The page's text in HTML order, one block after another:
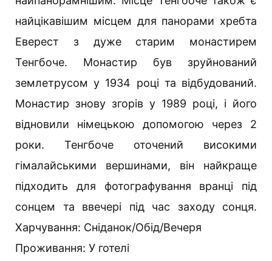
найцікавішим місцем для панорами хребта
Еверест з дуже старим монастирем
Тенгбоче. Монастир був зруйнований
землетрусом у 1934 році та відбудований.
Монастир знову згорів у 1989 році, і його
відновили німецькою допомогою через 2
роки. Тенгбоче оточений високими
гімалайськими вершинами, він найкраще
підходить для фотографування вранці під
сонцем та ввечері під час заходу сонця.
Харчування: Сніданок/Обід/Вечеря
Проживання: У готелі